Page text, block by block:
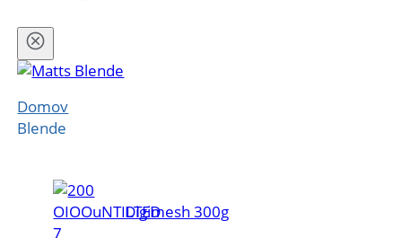
Domov
Blende
Digimesh 300g